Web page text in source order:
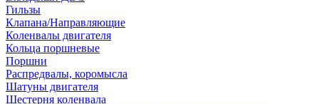
Гильзы
Клапана/Направляющие
Коленвалы двигателя
Кольца поршневые
Поршни
Распредвалы, коромысла
Шатуны двигателя
Шестерня коленвала